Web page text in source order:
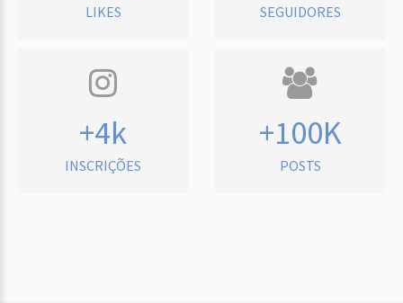
LIKES SEGUIDORES
+4k
INSCRIÇÕES
+100K
POSTS